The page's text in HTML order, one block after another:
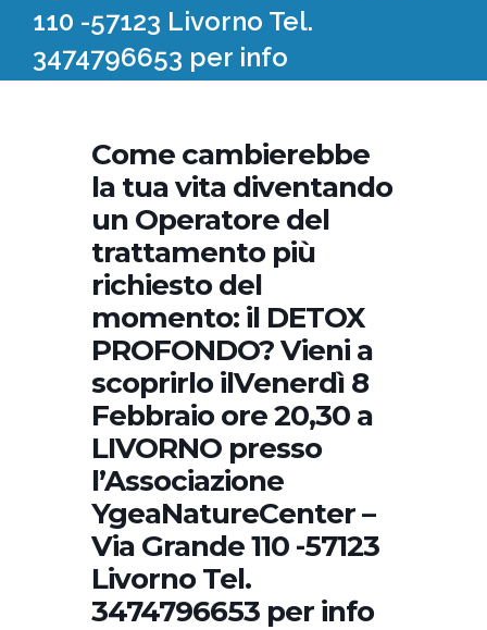
110 -57123 Livorno Tel.
3474796653 per info
Come cambierebbe
la tua vita diventando
un Operatore del
trattamento più
richiesto del
momento: il DETOX
PROFONDO? Vieni a
scoprirlo ilVenerdì 8
Febbraio ore 20,30 a
LIVORNO presso
l’Associazione
YgeaNatureCenter –
Via Grande 110 -57123
Livorno Tel.
3474796653 per info